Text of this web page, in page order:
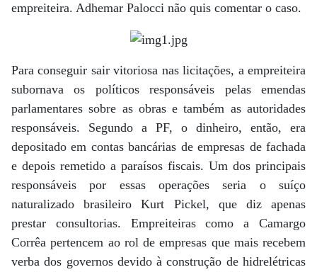
empreiteira. Adhemar Palocci não quis comentar o caso.
Para conseguir sair vitoriosa nas licitações, a empreiteira
subornava os políticos responsáveis pelas emendas
parlamentares sobre as obras e também as autoridades
responsáveis. Segundo a PF, o dinheiro, então, era
depositado em contas bancárias de empresas de fachada
e depois remetido a paraísos fiscais. Um dos principais
responsáveis por essas operações seria o suíço
naturalizado brasileiro Kurt Pickel, que diz apenas
prestar consultorias. Empreiteiras como a Camargo
Corrêa pertencem ao rol de empresas que mais recebem
verba dos governos devido à construção de hidrelétricas